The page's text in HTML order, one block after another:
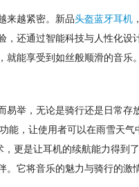
来越紧密。新品头盔蓝牙耳机
还通过智能科技与人性化
能享受到如丝般顺滑的音乐。
举，无论是骑行还是日常
能，让使用者可以在雨雪天
更是让耳机的续航能力得到
它将音乐的魅力与骑行的